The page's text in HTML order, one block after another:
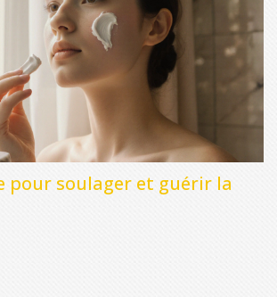
pour soulager et guérir la